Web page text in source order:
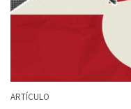
ARTÍCULO